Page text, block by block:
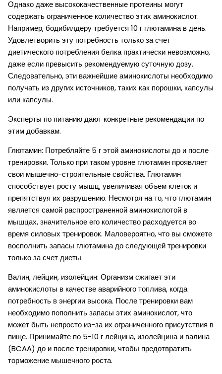
Однако даже высококачественные протеины могут
содержать ограниченное количество этих аминокислот.
Например, бодибилдеру требуется 10 г глютамина в день.
Удовлетворить эту потребность только за счет
диетического потребления белка практически невозможно,
даже если превысить рекомендуемую суточную дозу.
Следовательно, эти важнейшие аминокислоты необходимо
получать из других источников, таких как порошки, капсулы
или капсулы.
Эксперты по питанию дают конкретные рекомендации по
этим добавкам.
Глютамин: Потребляйте 5 г этой аминокислоты до и после
тренировки. Только при таком уровне глютамин проявляет
свои мышечно-строительные свойства. Глютамин
способствует росту мышц, увеличивая объем клеток и
препятствуя их разрушению. Несмотря на то, что глютамин
является самой распространенной аминокислотой в
мышцах, значительное его количество расходуется во
время силовых тренировок. Маловероятно, что вы сможете
восполнить запасы глютамина до следующей тренировки
только за счет диеты.
Валин, лейцин, изолейцин: Организм сжигает эти
аминокислоты в качестве аварийного топлива, когда
потребность в энергии высока. После тренировки вам
необходимо пополнить запасы этих аминокислот, что
может быть непросто из-за их ограниченного присутствия в
пище. Принимайте по 5-10 г лейцина, изолейцина и валина
(BCAA) до и после тренировки, чтобы предотвратить
торможение мышечного роста.